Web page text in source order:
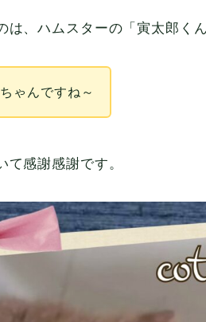
、ハムスターの「寅太郎くん
ゃんですね～
感謝感謝です。